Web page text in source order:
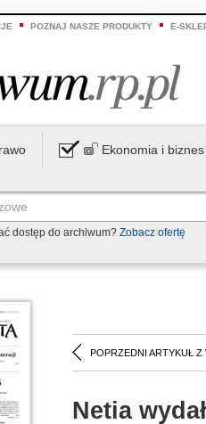
POZNAJ NASZE PRODUKTY E-
Ekonomia i biznes
dostęp do archiwum? Zobacz ofertę
POPRZEDNI ARTYKUŁ Z
Netia